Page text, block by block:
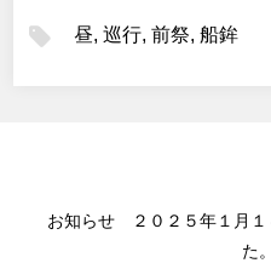
昼, 巡行, 前祭, 船鉾
お知らせ ２０２５年１月１
た。